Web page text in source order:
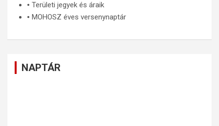
🞄 Területi jegyek és áraik
🞄 MOHOSZ éves versenynaptár
NAPTÁR